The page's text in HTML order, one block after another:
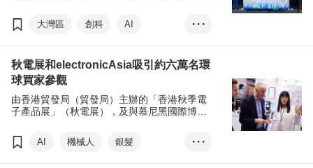
考察團」。活動旨在讓港商直觀地了解粵港澳
大灣區（大灣區）前沿科技的最新發展及應
台，讓港商掌握最新政策與產業趨勢，為三地
企業探索合作新機遇。
大灣區 創科
AI
機械人
低空經濟
• • •
秋電展和electronicAsia吸引約六萬名環
球買家參觀
由香港貿發局（貿發局）主辦的「香港秋季電
子產品展」（秋電展），及與慕尼黑國際博覽
術展」（electronicAsia）早前圓滿閉幕。四天
的展覽共吸引約60,000名、來自142個國家及
AI 機械人
銀髮
電子產品
照明產品
• • •